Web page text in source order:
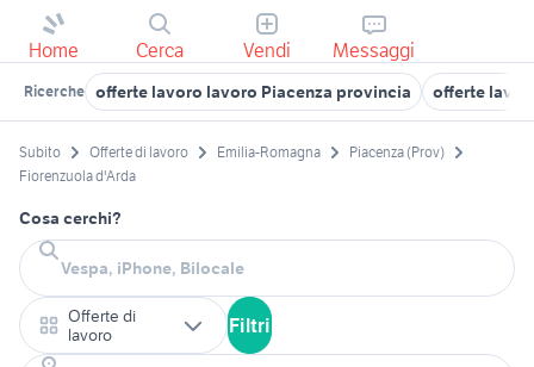
Home Cerca Vendi Messaggi
Ricerche offerte lavoro lavoro Piacenza provincia offerte
Subito Offerte di lavoro Emilia-Romagna
Piacenza (Prov)
Fiorenzuola d'Arda
Cosa cerchi?
Offerte di
lavoro
Filtri